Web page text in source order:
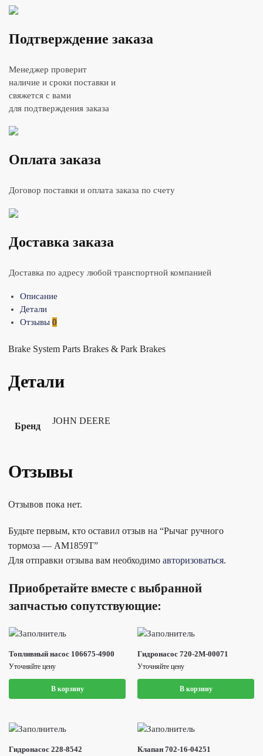
Подтверждение заказа
Менеджер проверит
наличие и сроки поставки и
свяжется с вами
для подтверждения заказа
Оплата заказа
Договор поставки и оплата заказа по счету
Доставка заказа
Доставка по адресу любой транспортной компанией
Описание
Детали
Отзывы 0
Brake System Parts Brakes & Park Brakes
Детали
Бренд
JOHN DEERE
Отзывы
Отзывов пока нет.
Будьте первым, кто оставил отзыв на “Рычаг ручного
тормоза — AM1859T”
Для отправки отзыва вам необходимо авторизоваться.
Приобретайте вместе с выбранной
запчастью сопутствующие:
Топливный насос 106675-4900
Уточняйте цену
В корзину
Гидронасос 720-2M-00071
Уточняйте цену
В корзину
Гидронасос 228-8542 Клапан 702-16-04251